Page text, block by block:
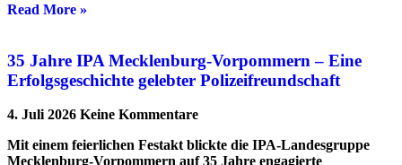
Read More »
35 Jahre IPA Mecklenburg-Vorpommern – Eine
Erfolgsgeschichte gelebter Polizeifreundschaft
4. Juli 2026 Keine Kommentare
Mit einem feierlichen Festakt blickte die IPA-Landesgruppe
Mecklenburg-Vorpommern auf 35 Jahre engagierte